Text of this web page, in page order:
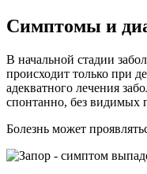
Симптомы и
В начальной стадии
происходит только при
адекватного лечения
спонтанно, без видимых
Болезнь может